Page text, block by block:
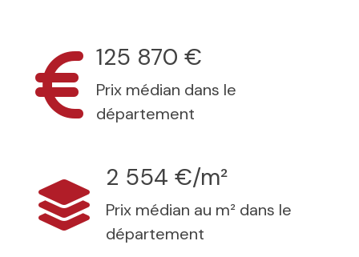
125 870 €
Prix médian dans le
département
2 554 €/m²
Prix médian au m² dans le
département